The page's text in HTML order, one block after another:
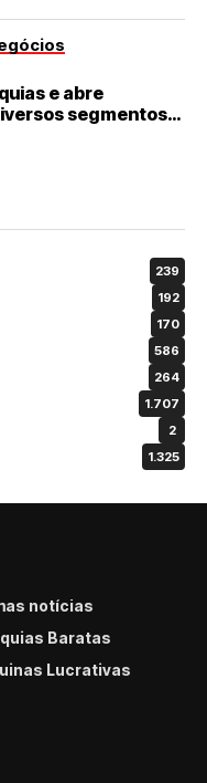
e abre
segmentos
239
192
170
586
264
1.707
2
1.325
notícias
Baratas
Lucrativas